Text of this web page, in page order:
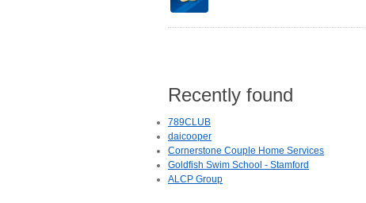
Recently found
789CLUB
daicooper
Cornerstone Couple Home Services
Goldfish Swim School - Stamford
ALCP Group